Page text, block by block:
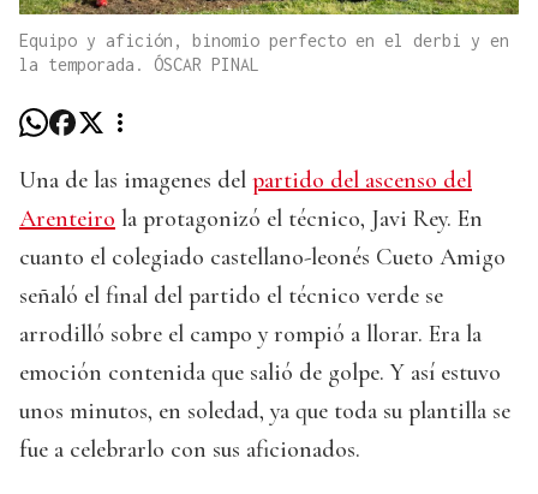
Equipo y afición, binomio perfecto en el derbi y en
la temporada. ÓSCAR PINAL
Una de las imagenes del partido del ascenso del
Arenteiro la protagonizó el técnico, Javi Rey. En
cuanto el colegiado castellano-leonés Cueto Amigo
señaló el final del partido el técnico verde se
arrodilló sobre el campo y rompió a llorar. Era la
emoción contenida que salió de golpe. Y así estuvo
unos minutos, en soledad, ya que toda su plantilla se
fue a celebrarlo con sus aficionados.